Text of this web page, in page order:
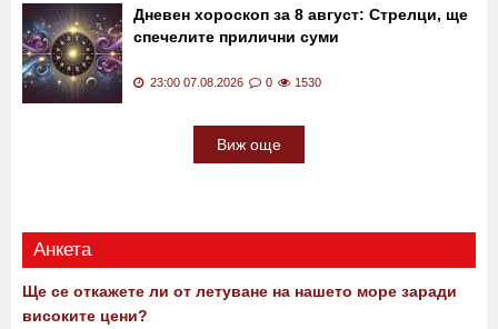
Дневен хороскоп за 8 август: Стрелци, ще
спечелите прилични суми
23:00 07.08.2026 0 1530
Виж още
Анкета
Ще се откажете ли от летуване на нашето море заради
високите цени?